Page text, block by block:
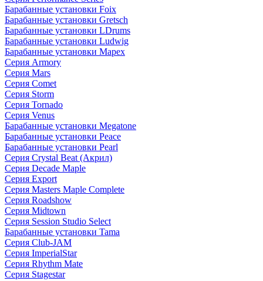
Барабанные установки Foix
Барабанные установки Gretsch
Барабанные установки LDrums
Барабанные установки Ludwig
Барабанные установки Mapex
Серия Armory
Серия Mars
Серия Comet
Серия Storm
Серия Tornado
Серия Venus
Барабанные установки Megatone
Барабанные установки Peace
Барабанные установки Pearl
Серия Crystal Beat (Акрил)
Серия Decade Maple
Серия Export
Серия Masters Maple Complete
Серия Roadshow
Серия Midtown
Серия Session Studio Select
Барабанные установки Tama
Серия Club-JAM
Серия ImperialStar
Серия Rhythm Mate
Серия Stagestar